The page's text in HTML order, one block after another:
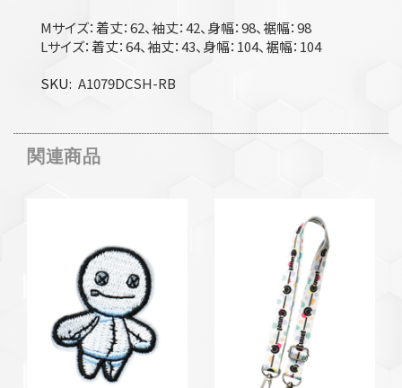
Mサイズ：着丈：62、袖丈：42、身幅：98、裾幅：98
Lサイズ：着丈：64、袖丈：43、身幅：104、裾幅：104
SKU A1079DCSH-RB
関連商品